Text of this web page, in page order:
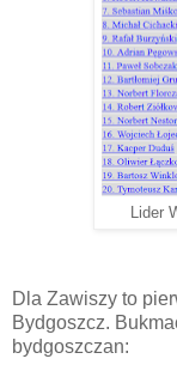
Lider
Dla Zawiszy to
Bydgoszcz.
bydgoszczan: